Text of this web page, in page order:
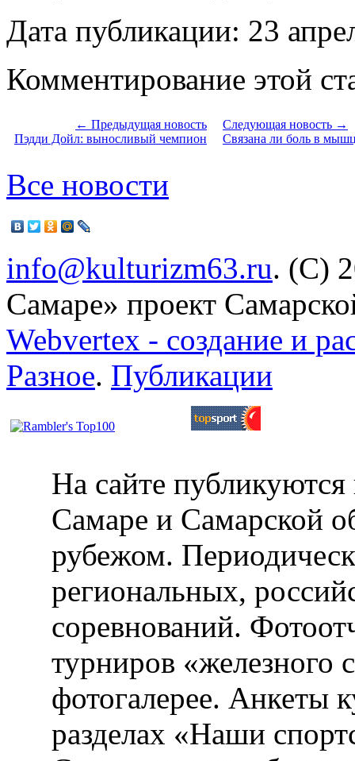
Дата публикации: 23
Комментирование этой
← Предыдущая новость
Пэдди Дойл: выносливый чемпион
Следующая новость →
Связана ли боль в
Все новости
info@kulturizm63.ru. (C)
Самаре» проект
Webvertex - создание и
Разное. Публикации
На сайте публикуются
Самаре и Самарской
рубежом.
региональных,
соревнований.
турниров «железного
фотогалерее. Анкеты
разделах «Наши